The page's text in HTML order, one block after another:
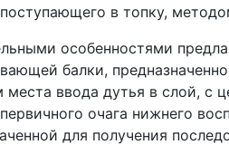
в топку,
особенностями
балки,
места ввода дутья в слой, с
очага нижнего
для получения